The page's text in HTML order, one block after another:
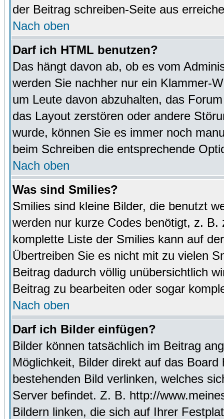
der Beitrag schreiben-Seite aus
Nach oben
Darf ich HTML benutzen?
Das hängt davon ab, ob es vom
werden Sie nachher nur ein Klammer-
um Leute davon abzuhalten, das
das Layout zerstören oder andere
wurde, können Sie es immer noch
beim Schreiben die entsprechende
Nach oben
Was sind Smilies?
Smilies sind kleine Bilder, die benutzt
werden nur kurze Codes benötigt, z.
komplette Liste der Smilies kann auf
Übertreiben Sie es nicht mit zu vielen
Beitrag dadurch völlig unübersichtlich
Beitrag zu bearbeiten oder sogar
Nach oben
Darf ich Bilder einfügen?
Bilder können tatsächlich im Beitrag
Möglichkeit, Bilder direkt auf das
bestehenden Bild verlinken, welches
Server befindet. Z. B. http://
Bildern linken, die sich auf Ihrer